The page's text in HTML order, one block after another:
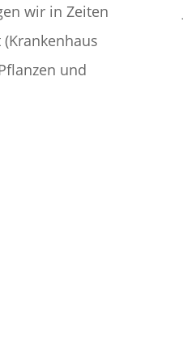
wir in Zeiten
und